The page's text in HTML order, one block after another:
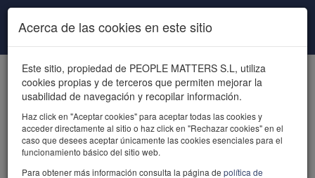
Pasar al contenido principal
powered by talent
Acerca de las cookies en este sitio
Este sitio, propiedad de PEOPLE MATTERS S.L, utiliza
cookies propias y de terceros que permiten mejorar la
usabilidad de navegación y recopilar información.
Haz click en "Aceptar cookies" para aceptar todas las cookies y
acceder directamente al sitio o haz click en "Rechazar cookies" en el
caso que desees aceptar únicamente las cookies esenciales para el
funcionamiento básico del sitio web.
Para obtener más información consulta la página de política de